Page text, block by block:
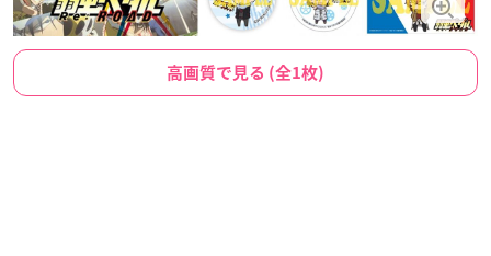
高画質で見る (全1枚)